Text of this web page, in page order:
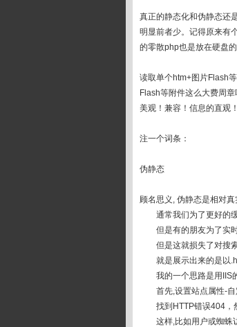
真正的静态化和伪静态还
明显前者少。记得原来有
的零散php也是放在硬盘
读取单个htm+图片Flash
Flash等附件这么大费周
美观！兼容！信息的直观
注一个词条：
伪静态
顾名思义, 伪静态是相对
通常我们为了更好的缓
但是有的朋友为了实时
但是这就损失了对搜索
就是展示出来的是以
我的一个思路是用IIS的
首先,设置站点属性-自
找到HTTP错误404，然
这样,比如用户或蜘蛛